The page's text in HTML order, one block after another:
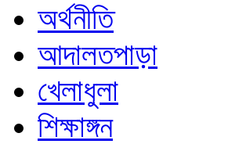
অর্থনীতি
আদালতপাড়া
খেলাধুলা
শিক্ষাঙ্গন